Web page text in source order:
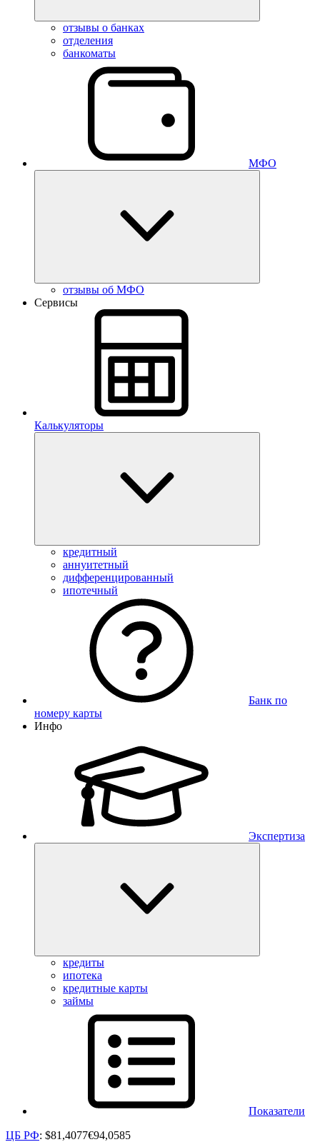
отзывы о банках
отделения
банкоматы
МФО
отзывы об МФО
Сервисы
Калькуляторы
кредитный
аннуитетный
дифференцированный
ипотечный
Банк по
номеру карты
Инфо
Экспертиза
кредиты
ипотека
кредитные карты
займы
Показатели
ЦБ РФ: $81,4077€94,0585